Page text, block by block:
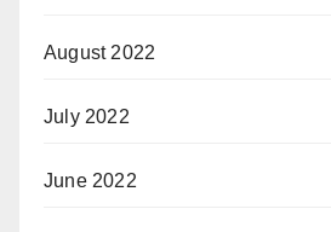
August 2022
July 2022
June 2022